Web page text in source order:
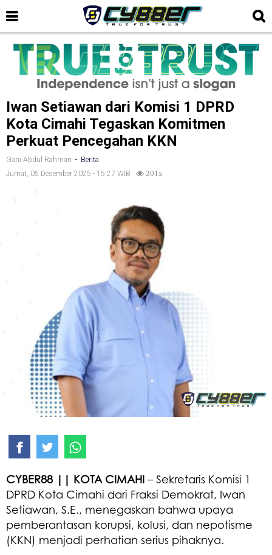
Iwan Setiawan dari Komisi 1 DPRD
Kota Cimahi Tegaskan Komitmen
Perkuat Pencegahan KKN
Gani Abdul Rahman - Berita
Jumat, 05 Desember 2025 - 15:27 WIB
201x
CYBER88 || KOTA CIMAHI– Sekretaris Komisi 1
DPRD Kota Cimahi dari Fraksi Demokrat, Iwan
Setiawan, S.E., menegaskan bahwa upaya
pemberantasan korupsi, kolusi, dan nepotisme
(KKN) menjadi perhatian serius pihaknya.